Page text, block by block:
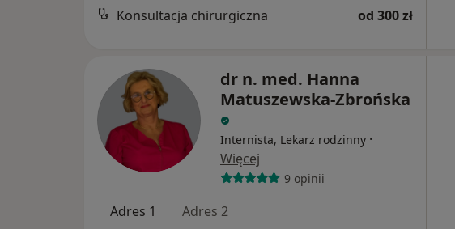
Konsultacja chirurgiczna od 300 zł
dr n. med. Hanna
Matuszewska-Zbrońska
Internista, Lekarz rodzinny ·
Więcej
9 opinii
Adres 1 Adres 2